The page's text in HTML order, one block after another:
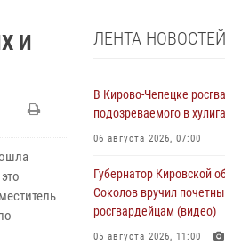
И
ЛЕНТА НОВОСТЕЙ
В Кирово-Чепецке
подозреваемого в
06 августа 2026, 07:00
Губернатор Кировской
Соколов вручил
росгвардейцам (видео)
05 августа 2026, 11:00